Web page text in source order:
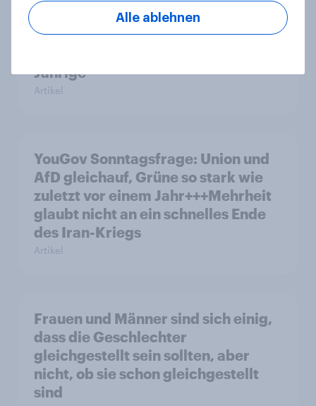
Mehrheit in sechs europäischen
Ländern unterstützt ein Verbot von
Jährige
Artikel
YouGov Sonntagsfrage: Union und
AfD gleichauf, Grüne so stark wie
zuletzt vor einem Jahr+++Mehrheit
glaubt nicht an ein schnelles Ende
des Iran-Kriegs
Artikel
Frauen und Männer sind sich einig,
dass die Geschlechter
gleichgestellt sein sollten, aber
nicht, ob sie schon gleichgestellt
sind
Alle ablehnen